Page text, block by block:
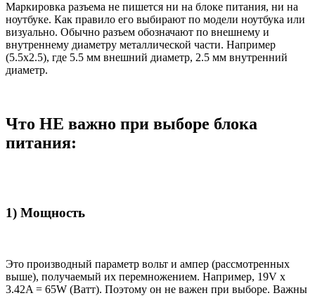
Маркировка разъема не пишется ни на блоке питания, ни на
ноутбуке. Как правило его выбирают по модели ноутбука или
визуально. Обычно разъем обозначают по внешнему и
внутреннему диаметру металлической части. Например
(5.5x2.5), где 5.5 мм внешний диаметр, 2.5 мм внутренний
диаметр.
Что НЕ важно при выборе блока
питания:
1) Мощность
Это производный параметр вольт и ампер (рассмотренных
выше), получаемый их перемножением. Например, 19V x
3.42A = 65W (Ватт). Поэтому он не важен при выборе. Важны